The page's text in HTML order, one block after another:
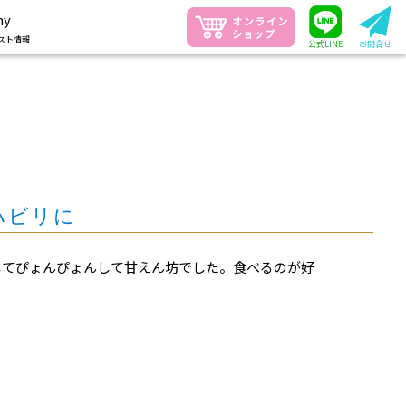
ト情報 公式LINE お問合せ
ビリに
ぴょんぴょんして甘えん坊でした。食べるのが好